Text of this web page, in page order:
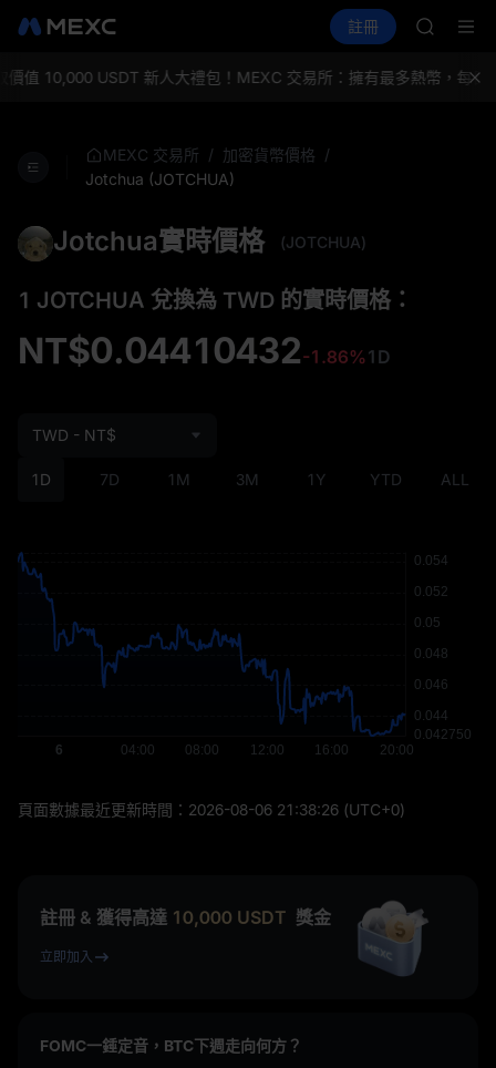
SPCX 理財 活
註冊
UNITREE
值 10,000 USDT 新人大禮包！ MEXC 交易所：擁有最多熱幣，每日
MEXC 交易所 / 加密貨幣價格 /
Jotchua (JOTCHUA)
Jotchua實時價格 (JOTCHUA)
1 JOTCHUA 兌換為 TWD 的實時價格：
NT$0.04410432-1.86%1D
1D 7D 1M 3M 1Y YTD ALL
TWD - NT$
頁面數據最近更新時間： 2026-08-06 21:38:26 (UTC+0)
註冊 & 獲得高達 10,000 USDT 獎金
立即加入
FOMC一錘定音，BTC下週走向何方？